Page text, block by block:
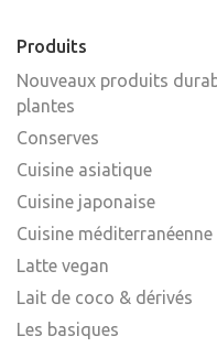
Produits
Nouveaux produits
plantes
Conserves
Cuisine asiatique
Cuisine japonaise
Cuisine méditerranéenne
Latte vegan
Lait de coco & dérivés
Les basiques